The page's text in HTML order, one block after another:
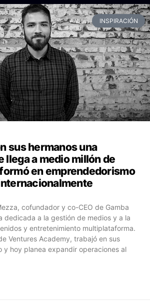
INSPIRACIÓN
sus hermanos una
llega a medio millón de
en emprendedorismo
cofundador y co-CEO de Gamba
dedicada a la gestión de medios y a la
y entretenimiento multiplataforma.
Ventures Academy, trabajó en sus
y hoy planea expandir operaciones al